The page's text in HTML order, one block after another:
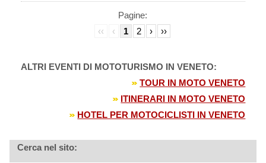
Pagine:
‹‹
‹ 1 2 › ››
ALTRI EVENTI DI MOTOTURISMO IN VENETO:
TOUR IN MOTO VENETO
ITINERARI IN MOTO VENETO
HOTEL PER MOTOCICLISTI IN VENETO
Cerca nel sito: